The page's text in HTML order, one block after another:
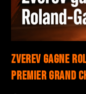
Zverev gagne
premier Grand